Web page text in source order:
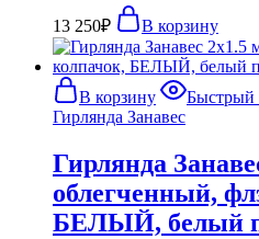
13 250₽ В корзину
В корзину Быстрый
Гирлянда Занавес
Гирлянда
облегченный,
БЕЛЫЙ, белый